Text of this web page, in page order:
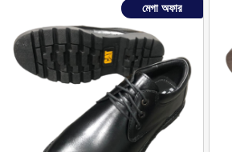
মেগা অফার